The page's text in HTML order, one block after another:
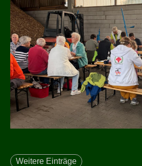
Weitere Einträge